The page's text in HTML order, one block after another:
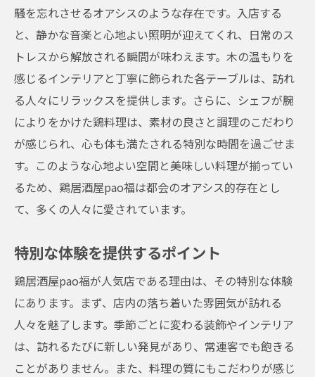
騒を忘れさせるオアシスのような存在です。入店する
と、静かな音楽と心地よい照明が迎えてくれ、日常のス
トレスから解放される瞬間が味わえます。木の温もりを
感じるインテリアと丁寧に飾られた各テーブルは、訪れ
る人々にリラックスを提供します。さらに、シェフが腕
によりをかけた鶏料理は、素材の良さと調理のこだわり
が感じられ、心も体も満たされる特別な時間を過ごせま
す。このような心地よい空間と美味しい料理が揃ってい
るため、鶏居酒屋pao福は都会のオアシス的存在とし
て、多くの人々に愛されています。
特別な体験を提供するポイント
鶏居酒屋pao福が人気店である理由は、その特別な体験
にあります。まず、店内の落ち着いた雰囲気が訪れる
人々を魅了します。季節ごとに変わる装飾やインテリア
は、訪れるたびに新しい発見があり、常連客でも飽きる
ことがありません。また、料理の質にもこだわりが感じ